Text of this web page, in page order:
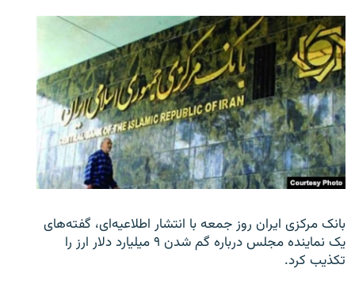
بانک مرکزی ایران روز جمعه با انتشار اطلاعیه‌ای، گفته‌های
یک نماینده مجلس درباره گم شدن ۹ میلیارد دلار ارز را
تکذیب کرد.